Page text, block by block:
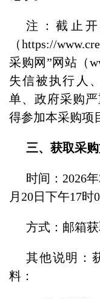
注：截止
（https://
采购网”网站（
失信被执行人
单、政府采购
得参加本采购项
三、获取采
时间：2026
月20日下午17时
方式：邮箱获
其他说明：
料：